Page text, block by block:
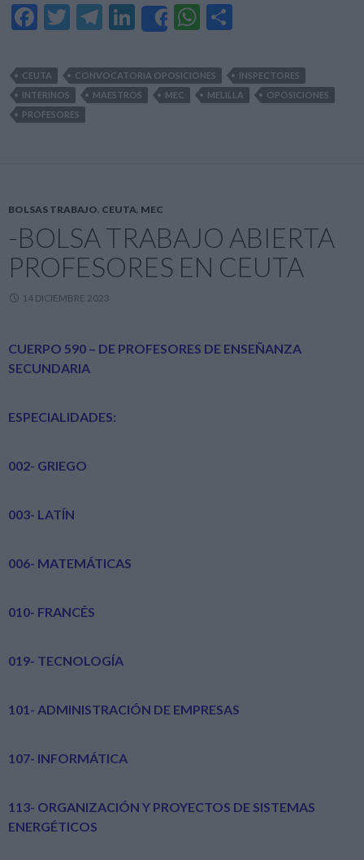
F
e
b
o
T
itt
er
T
e
gr
Li
n
ke
dI
Share
W
at
s
m
p
CEUTA CONVOCATORIA OPOSICIONES
INSPECTORES
INTERINOS
MAESTROS MEC MELILLA
OPOSICIONES
PROFESORES
BOLSAS TRABAJO, CEUTA, MEC
-BOLSA TRABAJO ABIERTA
PROFESORES EN CEUTA
14 DICIEMBRE 2023
CUERPO 590 – DE PROFESORES DE ENSEÑANZA
SECUNDARIA
ESPECIALIDADES:
002- GRIEGO
003- LATÍN
006- MATEMÁTICAS
010- FRANCÉS
019- TECNOLOGÍA
101- ADMINISTRACIÓN DE EMPRESAS
107- INFORMÁTICA
113- ORGANIZACIÓN Y PROYECTOS DE SISTEMAS
ENERGÉTICOS